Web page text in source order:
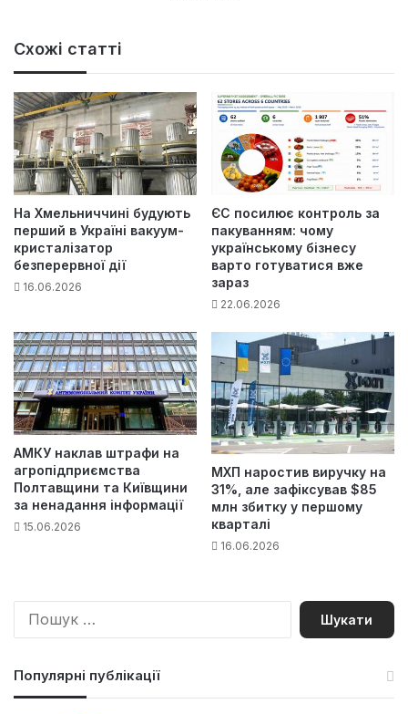
Схожі статті
На Хмельниччині будують
перший в Україні вакуум-
кристалізатор
безперервної дії
16.06.2026
ЄС посилює контроль за
пакуванням: чому
українському бізнесу
варто готуватися вже
зараз
22.06.2026
АМКУ наклав штрафи на
агропідприємства
Полтавщини та Київщини
за ненадання інформації
15.06.2026
МХП наростив виручку на
31%, але зафіксував $85
млн збитку у першому
кварталі
16.06.2026
П
Популярні публікації